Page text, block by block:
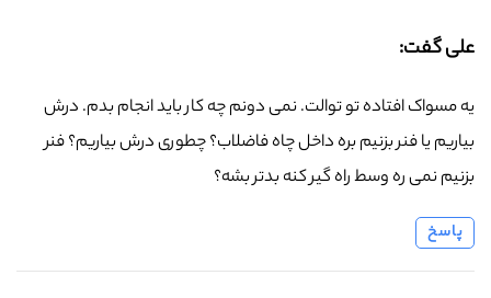
علی گفت:
یه مسواک افتاده تو توالت. نمی دونم چه کار باید انجام بدم. درش
بیاریم یا فنر بزنیم بره داخل چاه فاضلاب؟ چطوری درش بیاریم؟ فنر
بزنیم نمی ره وسط راه گیر کنه بدتر بشه؟
پاسخ